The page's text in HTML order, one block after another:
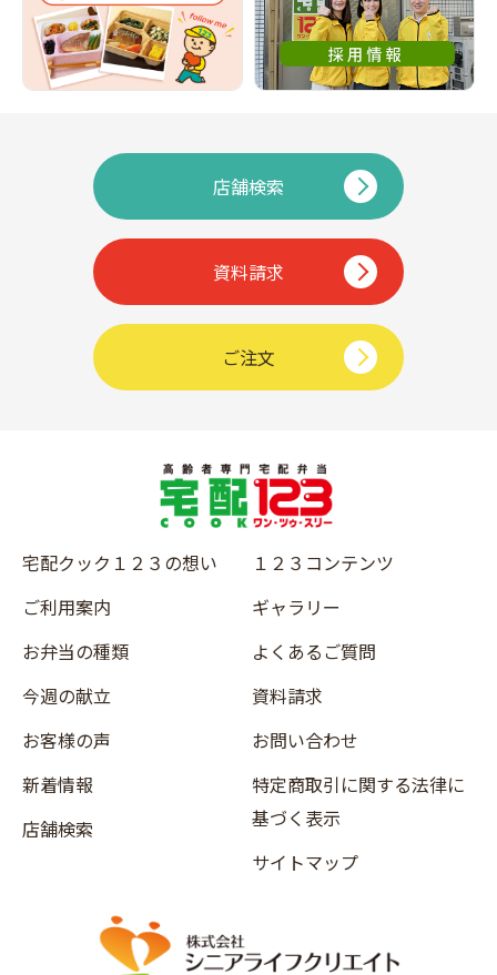
店舗検索
資料請求
ご注文
宅配クック１２３の想い
ご利用案内
お弁当の種類
今週の献立
お客様の声
新着情報
店舗検索
１２３コンテンツ
ギャラリー
よくあるご質問
資料請求
お問い合わせ
特定商取引に関する法律に
基づく表示
サイトマップ